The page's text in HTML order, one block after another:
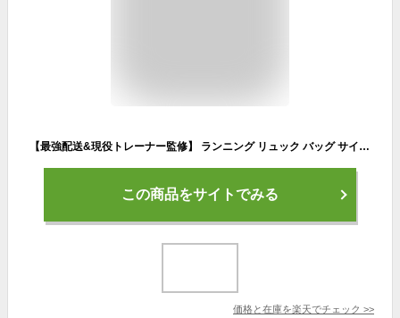
【最強配送&現役トレーナー監修】 ランニング リュック バッグ サイクリング バックパック ハイドレーションバッグ トレラン トレイルランニング ザック クロスカントリー 登山 自転車 マラソン ジョギング ハイキング ウォーキング 5L メンズ レディース コンパクト 軽量
この商品をサイトでみる
価格と在庫を楽天でチェック >>